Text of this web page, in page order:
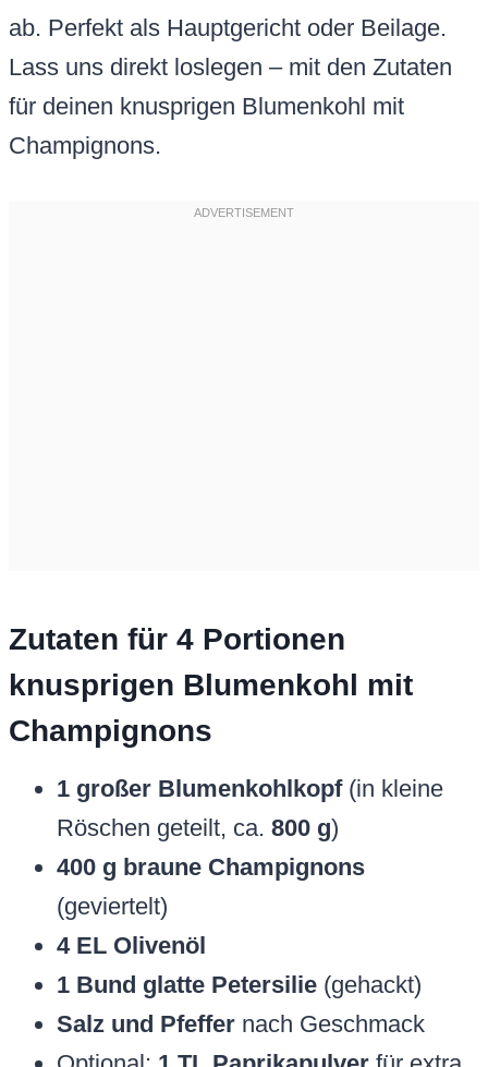
ab. Perfekt als Hauptgericht oder Beilage.
Lass uns direkt loslegen – mit den Zutaten
für deinen knusprigen Blumenkohl mit
Champignons.
Zutaten für 4 Portionen
knusprigen Blumenkohl mit
Champignons
1 großer Blumenkohlkopf(in kleine
Röschen geteilt, ca. 800 g)
400 g braune Champignons
(geviertelt)
4 EL Olivenöl
1 Bund glatte Petersilie (gehackt)
Salz und Pfeffer nach Geschmack